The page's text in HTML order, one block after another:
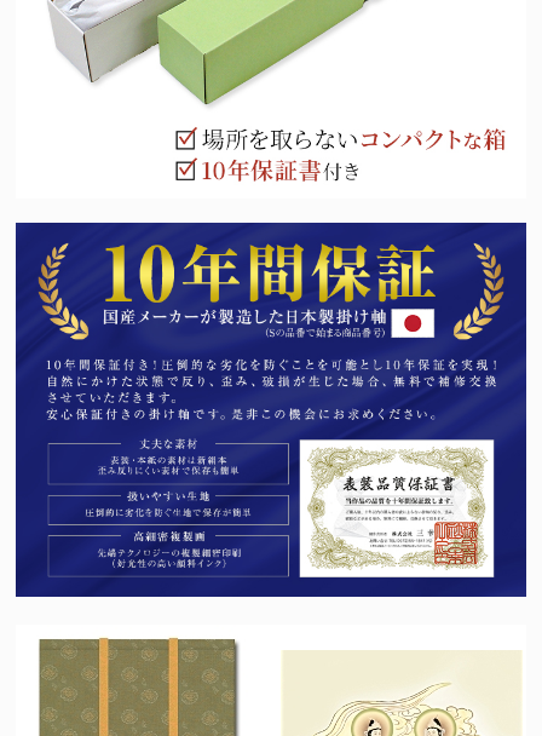
（十二支の守護仏にも起因）法要を期に祖先の供養とご自身やご家
族の守護を目的として心安らかな日々を過ごせるようこの掛け軸を
お掛けくださいませ。